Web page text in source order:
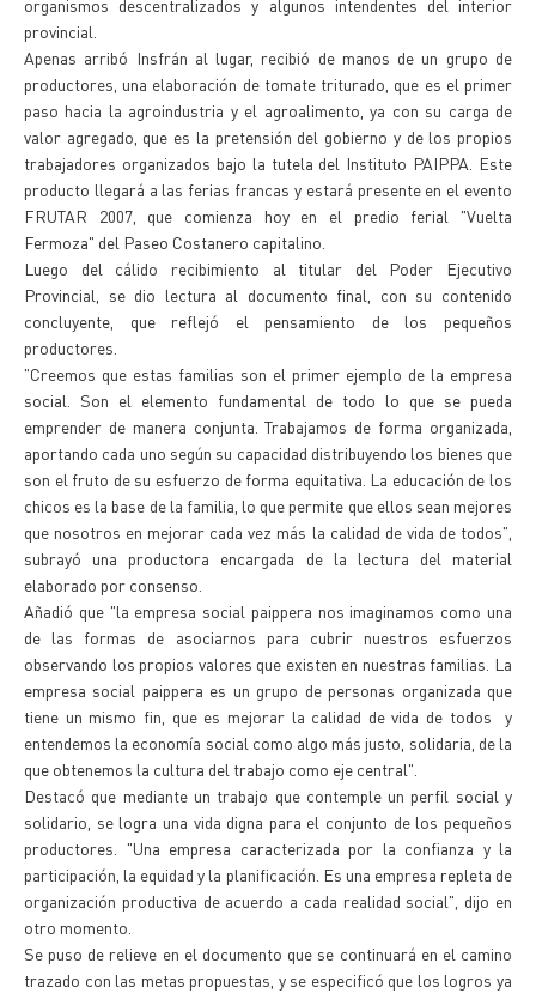
organismos descentralizados y algunos intendentes del interior
provincial.
Apenas arribó Insfrán al lugar, recibió de manos de un grupo de
productores, una elaboración de tomate triturado, que es el primer
paso hacia la agroindustria y el agroalimento, ya con su carga de
valor agregado, que es la pretensión del gobierno y de los propios
trabajadores organizados bajo la tutela del Instituto PAIPPA. Este
producto llegará a las ferias francas y estará presente en el evento
FRUTAR 2007, que comienza hoy en el predio ferial "Vuelta
Fermoza" del Paseo Costanero capitalino.
Luego del cálido recibimiento al titular del Poder Ejecutivo
Provincial, se dio lectura al documento final, con su contenido
concluyente, que reflejó el pensamiento de los pequeños
productores.
"Creemos que estas familias son el primer ejemplo de la empresa
social. Son el elemento fundamental de todo lo que se pueda
emprender de manera conjunta. Trabajamos de forma organizada,
aportando cada uno según su capacidad distribuyendo los bienes que
son el fruto de su esfuerzo de forma equitativa. La educación de los
chicos es la base de la familia, lo que permite que ellos sean mejores
que nosotros en mejorar cada vez más la calidad de vida de todos",
subrayó una productora encargada de la lectura del material
elaborado por consenso.
Añadió que "la empresa social paippera nos imaginamos como una
de las formas de asociarnos para cubrir nuestros esfuerzos
observando los propios valores que existen en nuestras familias. La
empresa social paippera es un grupo de personas organizada que
tiene un mismo fin, que es mejorar la calidad de vida de todos y
entendemos la economía social como algo más justo, solidaria, de la
que obtenemos la cultura del trabajo como eje central".
Destacó que mediante un trabajo que contemple un perfil social y
solidario, se logra una vida digna para el conjunto de los pequeños
productores. "Una empresa caracterizada por la confianza y la
participación, la equidad y la planificación. Es una empresa repleta de
organización productiva de acuerdo a cada realidad social", dijo en
otro momento.
Se puso de relieve en el documento que se continuará en el camino
trazado con las metas propuestas, y se especificó que los logros ya